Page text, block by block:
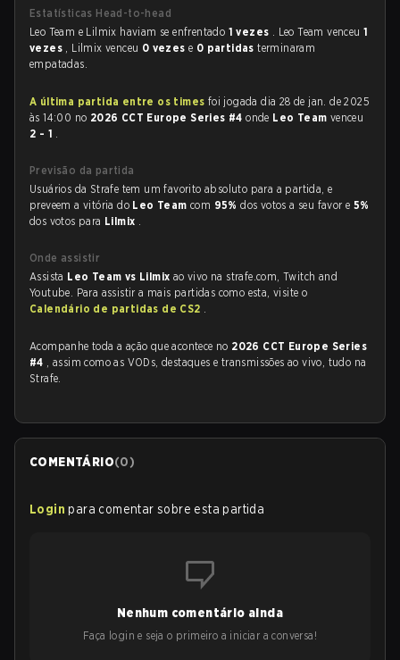
Estatísticas Head-to-head
Leo Team e Lilmix haviam se enfrentado 1 vezes . Leo Team venceu1
vezes , Lilmix venceu 0 vezese 0 partidasterminaram
empatadas.
A última partida entre os times foi jogada dia 28 de jan. de 2025
às 14:00 no 2026 CCT Europe Series #4onde Leo Team venceu
2 - 1 .
Previsão da partida
Usuários da Strafe tem um favorito absoluto para a partida, e
preveem a vitória do Leo Teamcom 95%dos votos a seu favor e 5%
dos votos para Lilmix .
Onde assistir
Assista Leo Team vs Lilmix ao vivo na strafe.com, Twitch and
Youtube. Para assistir a mais partidas como esta, visite o
Calendário de partidas de CS2 .
Acompanhe toda a ação que acontece no 2026 CCT Europe Series
#4 , assim como as VODs, destaques e transmissões ao vivo, tudo na
Strafe.
COMENTÁRIO(0)
Login para comentar sobre esta partida
Nenhum comentário ainda
Faça login e seja o primeiro a iniciar a conversa!